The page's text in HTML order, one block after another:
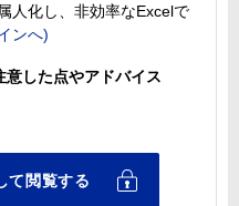
人化し、非効率なExcelで
意した点やアドバイス